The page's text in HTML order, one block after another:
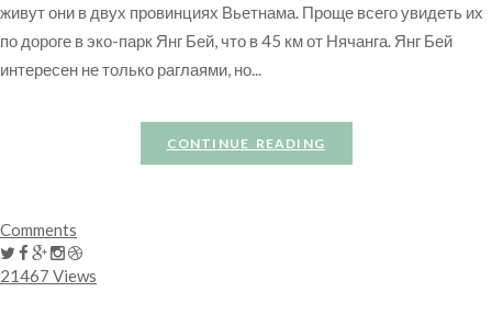
живут они в двух провинциях Вьетнама. Проще всего увидеть их
по дороге в эко-парк Янг Бей, что в 45 км от Нячанга. Янг Бей
интересен не только раглаями, но...
CONTINUE READING
Comments
21467 Views